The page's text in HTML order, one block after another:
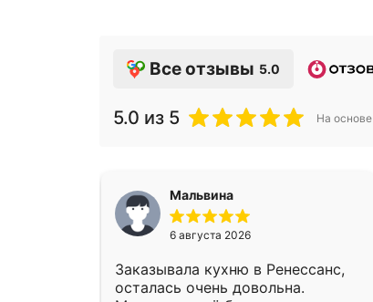
Все отзывы 5.0
5.0 из 5 На основе
Мальвина
6 августа 2026
Заказывала кухню в Ренессанс,
осталась очень довольна.